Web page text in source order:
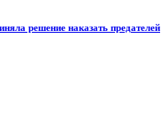
решение наказать предателей